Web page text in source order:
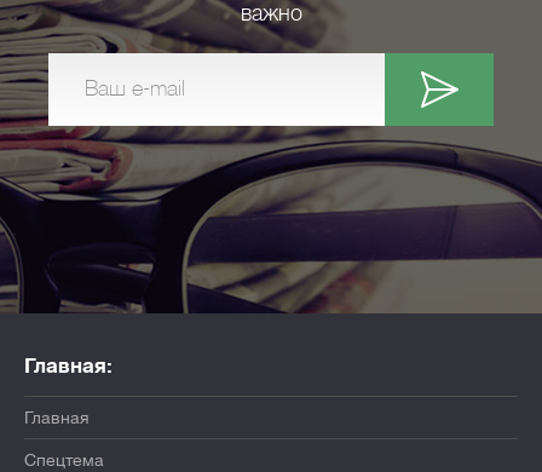
важно
Ваш e-mail
Главная:
Главная
Спецтема